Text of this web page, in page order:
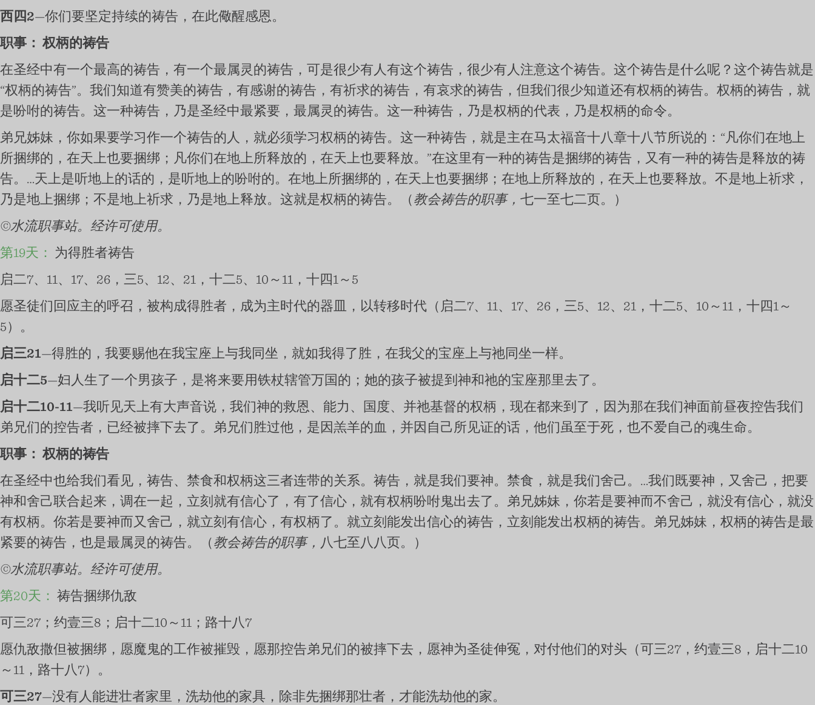
西四2—你们要坚定持续的祷告，在此儆醒感恩。
职事： 权柄的祷告
在圣经中有一个最高的祷告，有一个最属灵的祷告，可是很少有人有这个祷告，很少有人注意这个祷告。这个祷告是什么呢？这个祷告就是
“权柄的祷告”。我们知道有赞美的祷告，有感谢的祷告，有祈求的祷告，有哀求的祷告，但我们很少知道还有权柄的祷告。权柄的祷告，就
是吩咐的祷告。这一种祷告，乃是圣经中最紧要，最属灵的祷告。这一种祷告，乃是权柄的代表，乃是权柄的命令。
弟兄姊妹，你如果要学习作一个祷告的人，就必须学习权柄的祷告。这一种祷告，就是主在马太福音十八章十八节所说的：“凡你们在地上
所捆绑的，在天上也要捆绑；凡你们在地上所释放的，在天上也要释放。”在这里有一种的祷告是捆绑的祷告，又有一种的祷告是释放的祷
告。…天上是听地上的话的，是听地上的吩咐的。在地上所捆绑的，在天上也要捆绑；在地上所释放的，在天上也要释放。不是地上祈求，
乃是地上捆绑；不是地上祈求，乃是地上释放。这就是权柄的祷告。（教会祷告的职事， 七一至七二页。）
©水流职事站。经许可使用。
第19天： 为得胜者祷告
启二7、11、17、26，三5、12、21，十二5、10～11，十四1～5
愿圣徒们回应主的呼召，被构成得胜者，成为主时代的器皿，以转移时代（启二7、11、17、26，三5、12、21，十二5、10～11，十四1～
5）。
启三21—得胜的，我要赐他在我宝座上与我同坐，就如我得了胜，在我父的宝座上与祂同坐一样。
启十二5—妇人生了一个男孩子，是将来要用铁杖辖管万国的；她的孩子被提到神和祂的宝座那里去了。
启十二10-11—我听见天上有大声音说，我们神的救恩、能力、国度、并祂基督的权柄，现在都来到了，因为那在我们神面前昼夜控告我们
弟兄们的控告者，已经被摔下去了。弟兄们胜过他，是因羔羊的血，并因自己所见证的话，他们虽至于死，也不爱自己的魂生命。
职事： 权柄的祷告
在圣经中也给我们看见，祷告、禁食和权柄这三者连带的关系。祷告，就是我们要神。禁食，就是我们舍己。…我们既要神，又舍己，把要
神和舍己联合起来，调在一起，立刻就有信心了，有了信心，就有权柄吩咐鬼出去了。弟兄姊妹，你若是要神而不舍己，就没有信心，就没
有权柄。你若是要神而又舍己，就立刻有信心，有权柄了。就立刻能发出信心的祷告，立刻能发出权柄的祷告。弟兄姊妹，权柄的祷告是最
紧要的祷告，也是最属灵的祷告。（教会祷告的职事， 八七至八八页。）
©水流职事站。经许可使用。
第20天： 祷告捆绑仇敌
可三27；约壹三8；启十二10～11；路十八7
愿仇敌撒但被捆绑，愿魔鬼的工作被摧毁，愿那控告弟兄们的被摔下去，愿神为圣徒伸冤，对付他们的对头（可三27，约壹三8，启十二10
～11，路十八7）。
可三27—没有人能进壮者家里，洗劫他的家具，除非先捆绑那壮者，才能洗劫他的家。